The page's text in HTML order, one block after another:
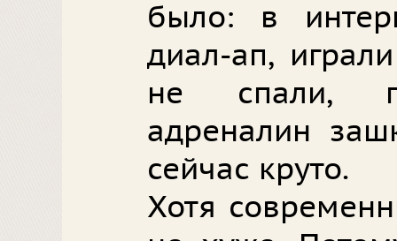
было: в
диал-ап,
не спали,
адреналин
сейчас круто.
Хотя